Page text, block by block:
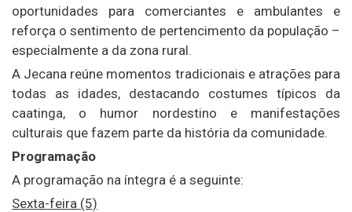
oportunidades para comerciantes e ambulantes e
reforça o sentimento de pertencimento da população –
especialmente a da zona rural.
A Jecana reúne momentos tradicionais e atrações para
todas as idades, destacando costumes típicos da
caatinga, o humor nordestino e manifestações
culturais que fazem parte da história da comunidade.
Programação
A programação na íntegra é a seguinte:
Sexta-feira (5)